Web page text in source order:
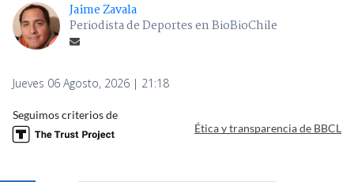
Jaime Zavala
Periodista de Deportes en BioBioChile
Jueves 06 Agosto, 2026 | 21:18
Seguimos criterios de
Ética y transparencia de BBCL